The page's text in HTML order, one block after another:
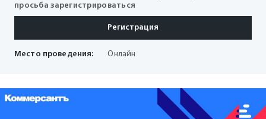
просьба зарегистрироваться
Регистрация
Место проведения: Онлайн